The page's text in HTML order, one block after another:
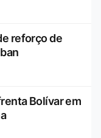
reforço de
Bolívar em